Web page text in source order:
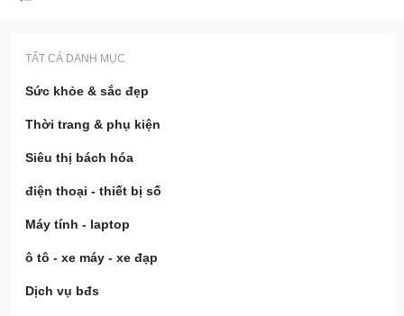
TẤT CẢ DANH MỤC
Sức khỏe & sắc đẹp
Thời trang & phụ kiện
Siêu thị bách hóa
điện thoại - thiết bị số
Máy tính - laptop
ô tô - xe máy - xe đạp
Dịch vụ bđs